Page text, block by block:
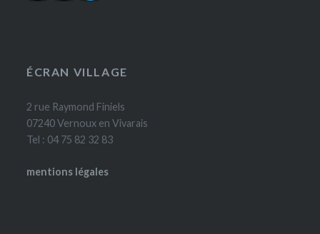
ÉCRAN VILLAGE
2 rue Raymond Finiels
07240 Vernoux en Vivarais
Tel : 04 75 82 32 83
mentions légales